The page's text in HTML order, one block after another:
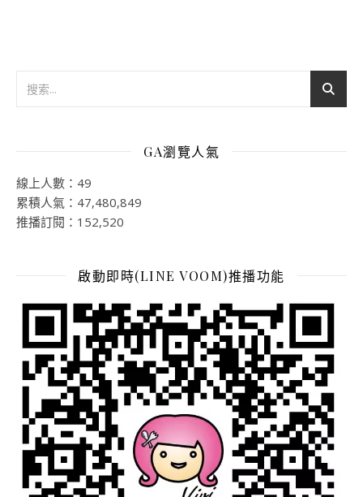
GA瀏覽人氣
線上人數：49
累積人氣：47,480,849
推播訂閱：152,520
啟動即時(LINE VOOM)推播功能